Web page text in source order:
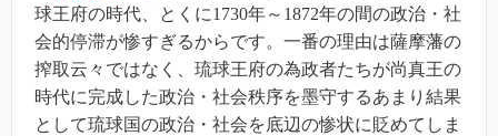
球王府の時代、とくに1730年～1872年の間の政治・社
会的停滞が惨すぎるからです。一番の理由は薩摩藩の
搾取云々ではなく、琉球王府の為政者たちが尚真王の
時代に完成した政治・社会秩序を墨守するあまり結果
として琉球国の政治・社会を底辺の惨状に貶めてしま